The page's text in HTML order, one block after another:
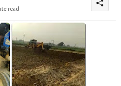
read